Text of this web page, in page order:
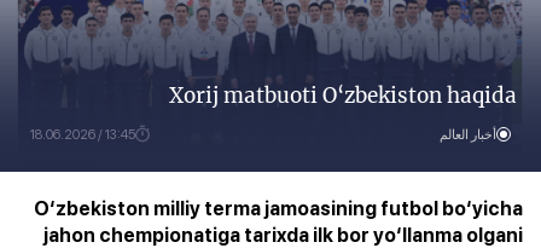
Xorij matbuoti O‘zbekiston haqida
أخبار العالم 13:45 / 18.06.2026
O‘zbekiston milliy terma jamoasining futbol bo‘yicha
jahon chempionatiga tarixda ilk bor yo‘llanma olgani